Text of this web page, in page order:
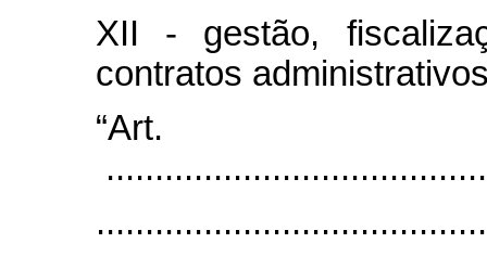
XII - gestão,
contratos